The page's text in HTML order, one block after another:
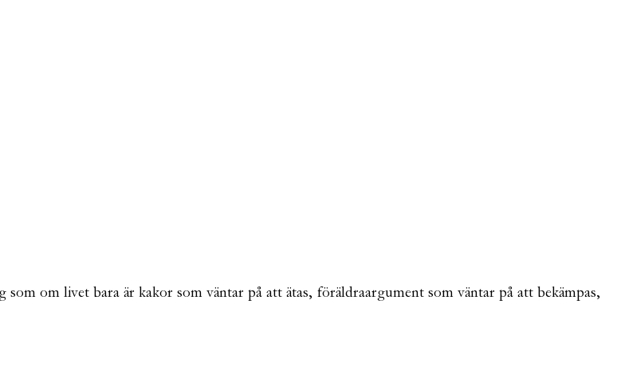
om livet bara är kakor som väntar på att ätas, föräldraargument som väntar på att bekämpas,